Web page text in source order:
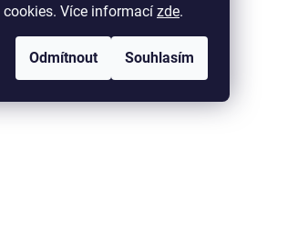
Více informací zde.
Odmítnout Souhlasím